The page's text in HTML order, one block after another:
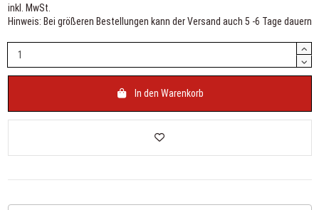
inkl. MwSt.
Hinweis: Bei größeren Bestellungen kann der Versand auch 5 -6 Tage dauern
In den Warenkorb